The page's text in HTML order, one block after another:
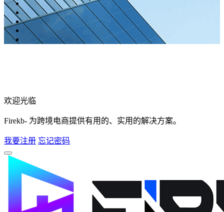
欢迎光临
Firekb- 为跨境电商提供有用的、实用的解决方案。
我要注册 忘记密码